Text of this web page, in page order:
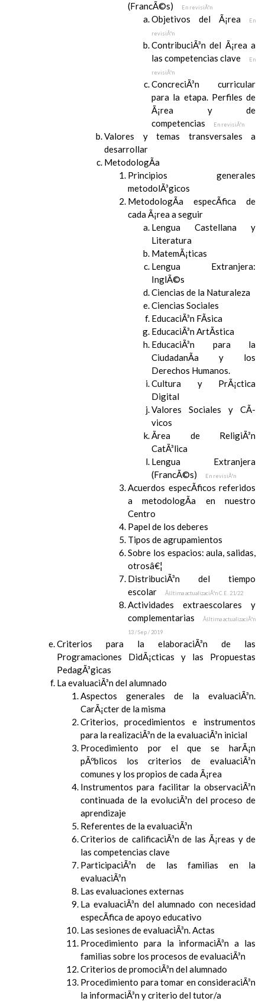
(FrancÃ©s) En revisiÃ³n
Objetivos del Ã¡rea
En
revisiÃ³n
ContribuciÃ³n del Ã¡rea a
las competencias clave
En
revisiÃ³n
ConcreciÃ³n curricular
para la etapa. Perfiles de
Ã¡rea y de
competencias
En revisiÃ³n
Valores y temas transversales a
desarrollar
MetodologÃ­a
Principios generales
metodolÃ³gicos
MetodologÃ­a especÃ­fica de
cada Ã¡rea a seguir
Lengua Castellana y
Literatura
MatemÃ¡ticas
Lengua Extranjera:
InglÃ©s
Ciencias de la Naturaleza
Ciencias Sociales
EducaciÃ³n FÃ­sica
EducaciÃ³n ArtÃ­stica
EducaciÃ³n para la
CiudadanÃ­a y los
Derechos Humanos.
Cultura y PrÃ¡ctica
Digital
Valores Sociales y CÃ­
vicos
Ãrea de ReligiÃ³n
CatÃ³lica
Lengua Extranjera
(FrancÃ©s)
En revisiÃ³n
Acuerdos especÃ­ficos referidos
a metodologÃ­a en nuestro
Centro
Papel de los deberes
Tipos de agrupamientos
Sobre los espacios: aula, salidas,
otrosâ€¦
DistribuciÃ³n del tiempo
escolar
Ãšltima actualizaciÃ³n C.E. 21/22
Actividades extraescolares y
complementarias
Ãšltima actualizaciÃ³n
13 / Sep / 2019
Criterios para la elaboraciÃ³n de las
Programaciones DidÃ¡cticas y las Propuestas
PedagÃ³gicas
La evaluaciÃ³n del alumnado
Aspectos generales de la evaluaciÃ³n.
CarÃ¡cter de la misma
Criterios, procedimientos e instrumentos
para la realizaciÃ³n de la evaluaciÃ³n inicial
Procedimiento por el que se harÃ¡n
pÃºblicos los criterios de evaluaciÃ³n
comunes y los propios de cada Ã¡rea
Instrumentos para facilitar la observaciÃ³n
continuada de la evoluciÃ³n del proceso de
aprendizaje
Referentes de la evaluaciÃ³n
Criterios de calificaciÃ³n de las Ã¡reas y de
las competencias clave
ParticipaciÃ³n de las familias en la
evaluaciÃ³n
Las evaluaciones externas
La evaluaciÃ³n del alumnado con necesidad
especÃ­fica de apoyo educativo
Las sesiones de evaluaciÃ³n. Actas
Procedimiento para la informaciÃ³n a las
familias sobre los procesos de evaluaciÃ³n
Criterios de promociÃ³n del alumnado
Procedimiento para tomar en consideraciÃ³n
la informaciÃ³n y criterio del tutor/a